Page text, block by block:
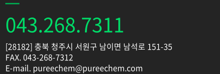
043.268.7311
[28182] 충북 청주시 서원구 남이면 남석로 151-35
FAX. 043-268-7312
E-mail. pureechem@pureechem.com